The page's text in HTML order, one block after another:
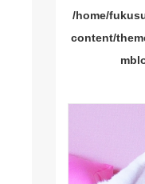
/home/
content/